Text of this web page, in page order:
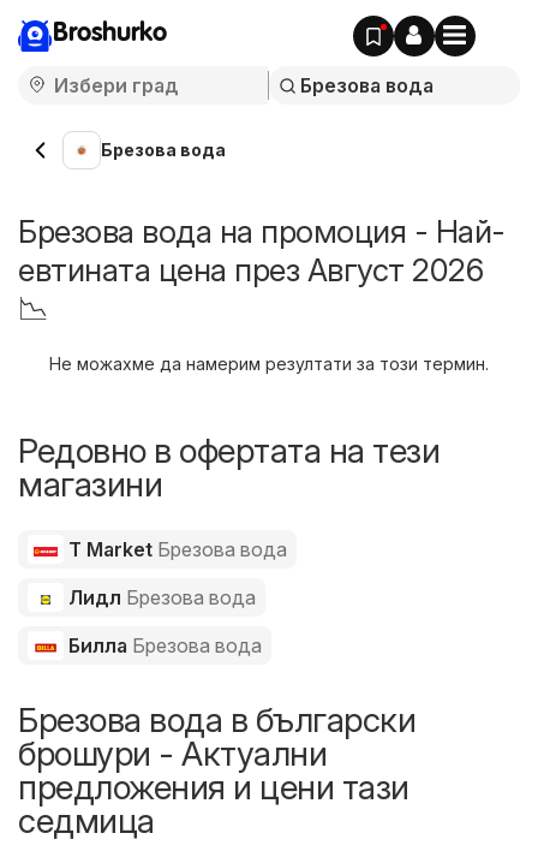
Broshurko
Брезова вода
Брезова вода на промоция - Най-
евтината цена през Август 2026
📉
Не можахме да намерим резултати за този термин.
Редовно в офертата на тези
магазини
T Market Брезова вода
Лидл Брезова вода
Билла Брезова вода
Брезова вода в български
брошури - Актуални
предложения и цени тази
седмица